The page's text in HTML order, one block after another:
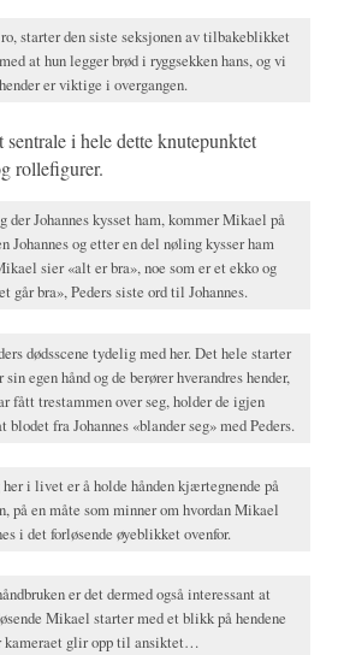
starter den siste seksjonen av tilbakeblikket
at hun legger brød i ryggsekken hans, og vi
er viktige i overgangen.
i hele dette knutepunktet
rollefigurer.
der Johannes kysset ham, kommer Mikael på
Johannes og etter en del nøling kysser ham
sier «alt er bra», noe som er et ekko og
går bra», Peders siste ord til Johannes.
dødsscene tydelig med her. Det hele starter
egen hånd og de berører hverandres hender,
fått trestammen over seg, holder de igjen
blodet fra Johannes «blander seg» med Peders.
i livet er å holde hånden kjærtegnende på
på en måte som minner om hvordan Mikael
i det forløsende øyeblikket ovenfor.
er det dermed også interessant at
Mikael starter med et blikk på hendene
kameraet glir opp til ansiktet…